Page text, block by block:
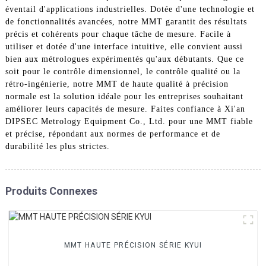
éventail d'applications industrielles. Dotée d'une technologie et
de fonctionnalités avancées, notre MMT garantit des résultats
précis et cohérents pour chaque tâche de mesure. Facile à
utiliser et dotée d'une interface intuitive, elle convient aussi
bien aux métrologues expérimentés qu'aux débutants. Que ce
soit pour le contrôle dimensionnel, le contrôle qualité ou la
rétro-ingénierie, notre MMT de haute qualité à précision
normale est la solution idéale pour les entreprises souhaitant
améliorer leurs capacités de mesure. Faites confiance à Xi'an
DIPSEC Metrology Equipment Co., Ltd. pour une MMT fiable
et précise, répondant aux normes de performance et de
durabilité les plus strictes.
Produits Connexes
MMT HAUTE PRÉCISION SÉRIE KYUI